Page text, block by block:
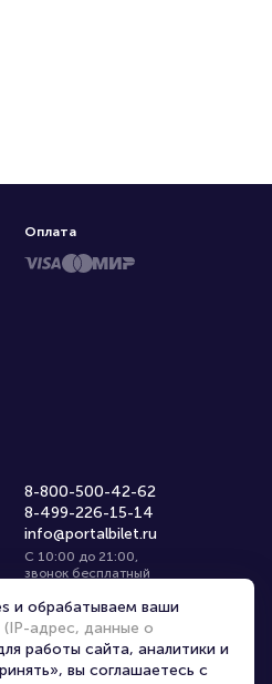
8-800-500-42-62
8-499-226-15-14
info@portalbilet.ru
С 10:00 до 21:00,
звонок бесплатный
Все площадки
Оплата
Новгород
и обрабатываем ваши
(IP-адрес, данные о
работы сайта, аналитики и
вы соглашаетесь с